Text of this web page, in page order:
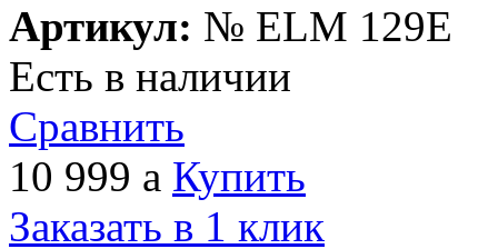
Артикул: № ELM 129E
Есть в наличии
Сравнить
10 999 a Купить
Заказать в 1 клик